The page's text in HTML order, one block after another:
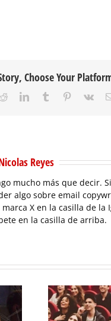
Choose Your
RedditLinkedInTumblr Pinterest
Vk
Reyes
mucho más que decir.
algo sobre email
marca X en la casilla de la
en la casilla de arriba.